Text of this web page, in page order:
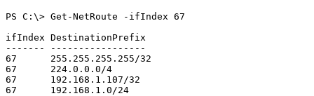
PS C:\> Get-NetRoute -ifIndex 67
ifIndex DestinationPrefix
------- -----------------
67      255.255.255.255/32
67      224.0.0.0/4
67      192.168.1.107/32
67      192.168.1.0/24